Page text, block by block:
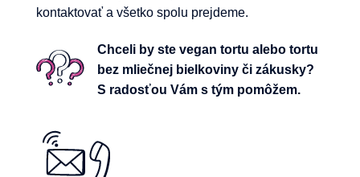
kontaktovať a všetko spolu prejdeme.
Chceli by ste vegan tortu alebo tortu
bez mliečnej bielkoviny či zákusky?
S radosťou Vám s tým pomôžem.